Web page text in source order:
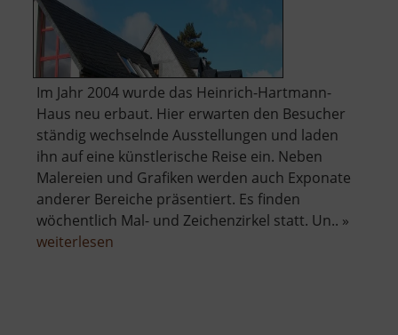
Im Jahr 2004 wurde das Heinrich-Hartmann-
Haus neu erbaut. Hier erwarten den Besucher
ständig wechselnde Ausstellungen und laden
ihn auf eine künstlerische Reise ein. Neben
Malereien und Grafiken werden auch Exponate
anderer Bereiche präsentiert. Es finden
wöchentlich Mal- und Zeichenzirkel statt. Un.. »
weiterlesen